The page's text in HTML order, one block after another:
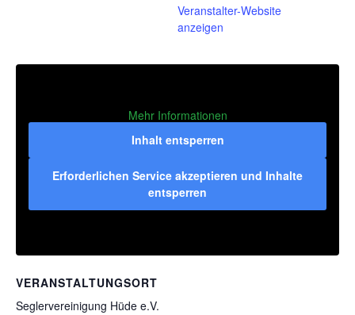
Veranstalter-Website
anzeigen
VERANSTALTUNGSORT
Seglervereinigung Hüde e.V.
Mehr Informationen
Inhalt entsperren
Erforderlichen Service akzeptieren und Inhalte
entsperren